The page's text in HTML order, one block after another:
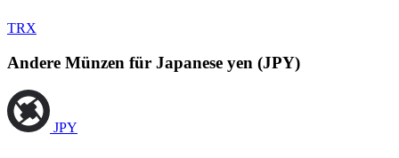
TRX
Andere Münzen für Japanese yen (JPY)
JPY